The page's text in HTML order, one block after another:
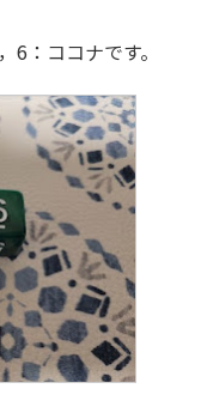
：ココナです。